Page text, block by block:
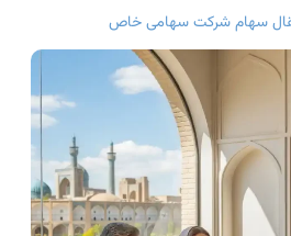
سهام شرکت سهامی خاص